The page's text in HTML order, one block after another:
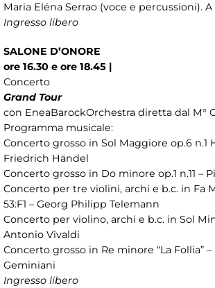
Maria Eléna Serrao (voce e percussioni).
Ingresso libero
SALONE D’ONORE
ore 16.30 e ore 18.45 |
Concerto
Grand Tour
con EneaBarockOrchestra diretta dal M°
Programma musicale:
Concerto grosso in Sol Maggiore op.6 n.1
Friedrich Händel
Concerto grosso in Do minore op.1 n.11 –
Concerto per tre violini, archi e b.c. in Fa
53:F1 – Georg Philipp Telemann
Concerto per violino, archi e b.c. in Sol
Antonio Vivaldi
Concerto grosso in Re minore “La Follia” –
Geminiani
Ingresso libero